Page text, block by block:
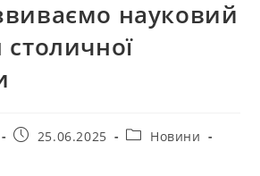
науковий
столичної
25.06.2025
Новини